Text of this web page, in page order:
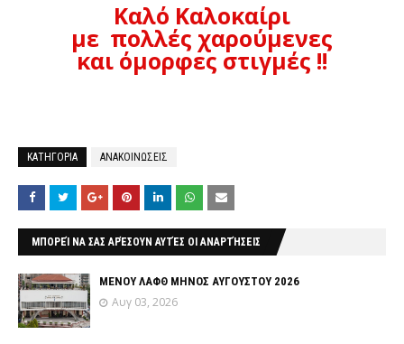
Καλό Καλοκαίρι
με πολλές χαρούμενες
και όμορφες στιγμές !!
ΚΑΤΗΓΟΡΙΑ ΑΝΑΚΟΙΝΩΣΕΙΣ
ΜΠΟΡΕΊ ΝΑ ΣΑΣ ΑΡΈΣΟΥΝ ΑΥΤΈΣ ΟΙ ΑΝΑΡΤΉΣΕΙΣ
ΜΕΝΟΥ ΛΑΦΘ ΜΗΝΟΣ ΑΥΓΟΥΣΤΟΥ 2026
Αυγ 03, 2026